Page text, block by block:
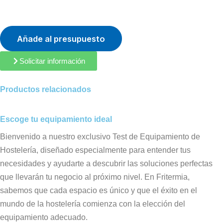
Añade al presupuesto
Solicitar información
Productos relacionados
Escoge tu equipamiento ideal
Bienvenido a nuestro exclusivo Test de Equipamiento de
Hostelería, diseñado especialmente para entender tus
necesidades y ayudarte a descubrir las soluciones perfectas
que llevarán tu negocio al próximo nivel. En Fritermia,
sabemos que cada espacio es único y que el éxito en el
mundo de la hostelería comienza con la elección del
equipamiento adecuado.